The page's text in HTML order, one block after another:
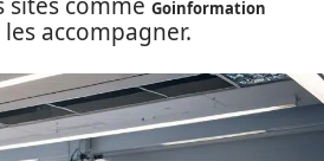
sites comme Goinformation
accompagner.